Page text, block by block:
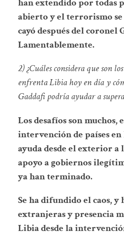
han extendido por todas
abierto y el terrorismo
cayó después del coronel
Lamentablemente.
2) ¿Cuáles considera que son
enfrenta Libia hoy en día y
Gaddafi podría ayudar a
Los desafíos son muchos,
intervención de países
ayuda desde el exterior
apoyo a gobiernos
ya han terminado.
Se ha difundido el caos, y
extranjeras y presencia
Libia desde la